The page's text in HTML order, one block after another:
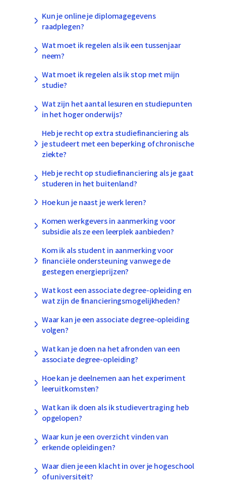
Kun je online je diplomagegevens
raadplegen?
Wat moet ik regelen als ik een tussenjaar
neem?
Wat moet ik regelen als ik stop met mijn
studie?
Wat zijn het aantal lesuren en studiepunten
in het hoger onderwijs?
Heb je recht op extra studiefinanciering als
je studeert met een beperking of chronische
ziekte?
Heb je recht op studiefinanciering als je gaat
studeren in het buitenland?
Hoe kun je naast je werk leren?
Komen werkgevers in aanmerking voor
subsidie als ze een leerplek aanbieden?
Kom ik als student in aanmerking voor
financiële ondersteuning vanwege de
gestegen energieprijzen?
Wat kost een associate degree-opleiding en
wat zijn de financieringsmogelijkheden?
Waar kan je een associate degree-opleiding
volgen?
Wat kan je doen na het afronden van een
associate degree-opleiding?
Hoe kan je deelnemen aan het experiment
leeruitkomsten?
Wat kan ik doen als ik studievertraging heb
opgelopen?
Waar kun je een overzicht vinden van
erkende opleidingen?
Waar dien je een klacht in over je hogeschool
of universiteit?